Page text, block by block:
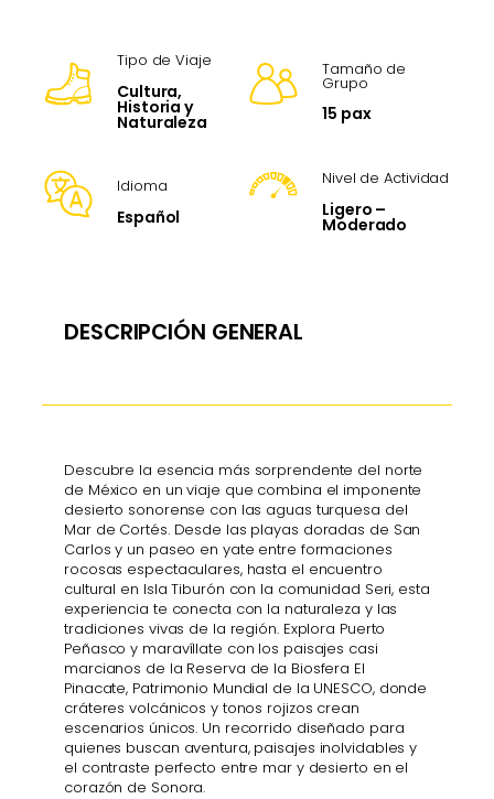
Tipo de Viaje
Cultura,
Historia y
Naturaleza
Tamaño de
Grupo
15 pax
Idioma
Español
Nivel de Actividad
Ligero –
Moderado
DESCRIPCIÓN GENERAL
Descubre la esencia más sorprendente del norte
de México en un viaje que combina el imponente
desierto sonorense con las aguas turquesa del
Mar de Cortés. Desde las playas doradas de San
Carlos y un paseo en yate entre formaciones
rocosas espectaculares, hasta el encuentro
cultural en Isla Tiburón con la comunidad Seri, esta
experiencia te conecta con la naturaleza y las
tradiciones vivas de la región. Explora Puerto
Peñasco y maravíllate con los paisajes casi
marcianos de la Reserva de la Biosfera El
Pinacate, Patrimonio Mundial de la UNESCO, donde
cráteres volcánicos y tonos rojizos crean
escenarios únicos. Un recorrido diseñado para
quienes buscan aventura, paisajes inolvidables y
el contraste perfecto entre mar y desierto en el
corazón de Sonora.